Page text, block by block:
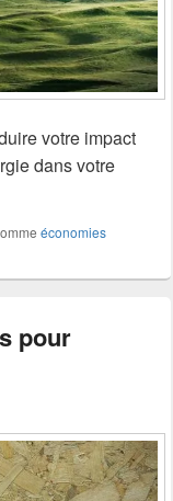
votre impact
dans votre
économies
pour